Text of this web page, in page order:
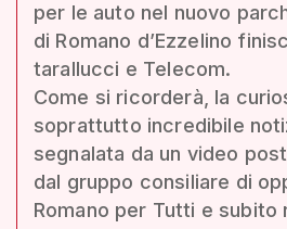
per le auto nel nuovo
di Romano d’Ezzelino
tarallucci e Telecom.
Come si ricorderà, la
soprattutto incredibile
segnalata da un video
dal gruppo consiliare di
Romano per Tutti e subito